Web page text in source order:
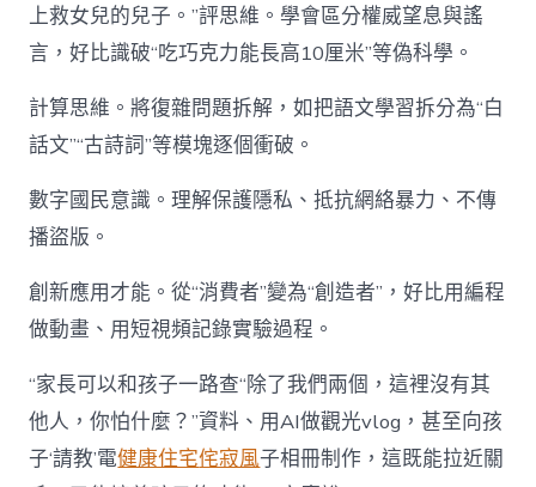
上救女兒的兒子。”評思維。學會區分權威望息與謠
言，好比識破“吃巧克力能長高10厘米”等偽科學。
計算思維。將復雜問題拆解，如把語文學習拆分為“白
話文”“古詩詞”等模塊逐個衝破。
數字國民意識。理解保護隱私、抵抗網絡暴力、不傳
播盜版。
創新應用才能。從“消費者”變為“創造者”，好比用編程
做動畫、用短視頻記錄實驗過程。
“家長可以和孩子一路查“除了我們兩個，這裡沒有其
他人，你怕什麼？”資料、用AI做觀光vlog，甚至向孩
子‘請教’電健康住宅侘寂風子相冊制作，這既能拉近關